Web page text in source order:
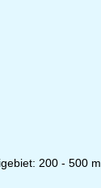
200 - 500 m